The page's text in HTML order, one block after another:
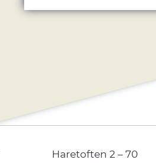
Haretoften 2 – 70